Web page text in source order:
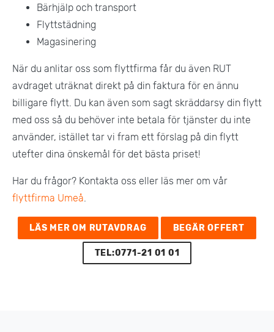
Bärhjälp och transport
Flyttstädning
Magasinering
När du anlitar oss som flyttfirma får du även RUT
avdraget uträknat direkt på din faktura för en ännu
billigare flytt. Du kan även som sagt skräddarsy din flytt
med oss så du behöver inte betala för tjänster du inte
använder, istället tar vi fram ett förslag på din flytt
utefter dina önskemål för det bästa priset!
Har du frågor? Kontakta oss eller läs mer om vår
flyttfirma Umeå.
LÄS MER OM RUTAVDRAG BEGÄR OFFERT
TEL:0771-21 01 01